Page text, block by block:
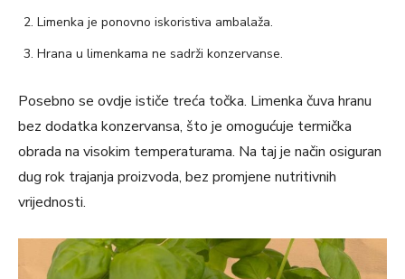
Limenka je ponovno iskoristiva ambalaža.
Hrana u limenkama ne sadrži konzervanse.
Posebno se ovdje ističe treća točka. Limenka čuva hranu
bez dodatka konzervansa, što je omogućuje termička
obrada na visokim temperaturama. Na taj je način osiguran
dug rok trajanja proizvoda, bez promjene nutritivnih
vrijednosti.